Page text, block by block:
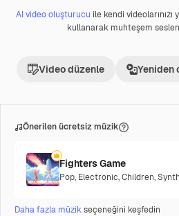
Premium
AI video oluşturucu ile kendi videolarınızı
kullanarak muhteşem
Video düzenle Yeniden
Önerilen ücretsiz müzik
Fighters Game
Pop, Electronic,Children,
Daha fazla müzikseçeneğini keşfedin